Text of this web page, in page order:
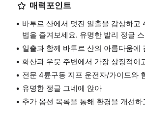
매력포인트
바투르 산에서 멋진 일출을 감상하
법을 즐겨보세요. 유명한 발리 정글
일출과 함께 바투르 산의 아름다움에
화산과 우붓 주변에서 가장 상징적이
전문 4륜구동 지프 운전자/가이드와
유명한 정글 그네에 앉아
추가 옵션 목록을 통해 환경을 개선